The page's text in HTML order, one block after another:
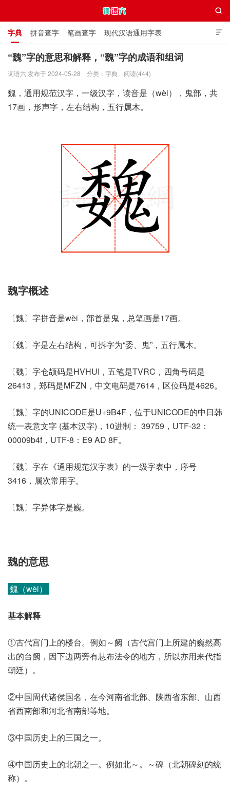

字典 拼音查字 笔画查字 现代汉语通用字表
通用规范汉字表 叠字大全 独体字大全 极简英语词典

“魏”字的意思和解释，“魏”字的成语和组词
词语六 发布于 2024-05-28 分类： 字典 阅读(444)
魏，通用规范汉字，一级汉字，读音是（wèi），鬼部，共
17画，形声字，左右结构，五行属木。
魏字概述
〔魏〕字拼音是wèi，部首是鬼，总笔画是17画。
〔魏〕字是左右结构，可拆字为“委、鬼”，五行属木。
〔魏〕字仓颉码是HVHUI，五笔是TVRC，四角号码是
26413，郑码是MFZN，中文电码是7614，区位码是4626。
〔魏〕字的UNICODE是U+9B4F，位于UNICODE的中日韩
统一表意文字 (基本汉字)，10进制： 39759，UTF-32：
00009b4f，UTF-8：E9 AD 8F。
〔魏〕字在《通用规范汉字表》的一级字表中，序号
3416，属次常用字。
〔魏〕字异体字是巍。
魏的意思
魏（wèi）
基本解释
①古代宫门上的楼台。例如～阙（古代宫门上所建的巍然高
出的台阙，因下边两旁有悬布法令的地方，所以亦用来代指
朝廷）。
②中国周代诸侯国名，在今河南省北部、陕西省东部、山西
省西南部和河北省南部等地。
③中国历史上的三国之一。
④中国历史上的北朝之一。例如北～。～碑（北朝碑刻的统
称）。